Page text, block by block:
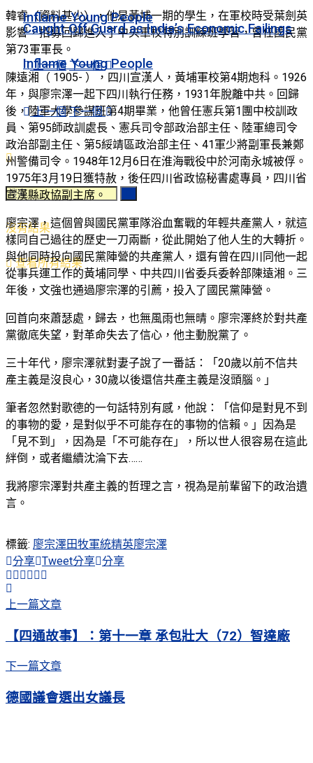
Inflame Young People
上一個 下一個
Caught Off Guard as India’s Economic Failings
Inflame Young People
上一個 下一個
沒有結果
查看所有結果
韓睿（資料甚少），他是黃埔一期的學生，在軍校時受葉劍英
影響，招募回歸進入了中央軍校特別訓練班學習，曾任國民黨
第73軍軍長。
陳遠湘（ 1905- ），四川宣漢人，黃埔軍校第4期炮科。1926
年，與廖宗澤一起下四川執行任務，1931年脫離中共。回歸
後，陸軍大學參謀班第4期畢業，他曾任憲兵第1團中校訓政
員、第95師政訓處長、憲兵司令部政治部主任、陸軍總司令
政治部副主任、第5綏靖區政治部主任、41軍少將副軍長兼鄭
州警備司令。1948年12月6日在淮海戰役中於河南永城被俘。
1975年3月19日獲特赦，後任四川省政協秘書處專員，四川省
宣漢縣政協副主席。
廖宗澤，這個曾與國民黨軍隊浴血奮戰的年輕共產黨人，就這
樣同自己過往的歷史一刀兩斷，從此開始了他人生的大轉折。
與他同時投向國民黨陣營的共產黨人，還有曾在四川同他一起
從事兵運工作的黃埔同學、中共四川省委兵委幹部陳遠湘。三
年後，文強也通過廖宗澤的引薦，投入了國民黨陣營。
回首向來蕭瑟處，歸去，也無風雨也無晴。廖宗澤終於對共產
黨徹底失望，對革命失去了信心，他主動脫黨了。
三十年代，廖宗澤就對妻子說了一番話：「20歲以前不信共
產主義是沒良心，30歲以後還信共產主義是沒頭腦。」
筆者忽然對歌德的一句話特別有感，他說：「信仰是對見不到
的事物的愛，是對似乎不可能存在的事物的信賴。」因為是
「見不到」，因為是「不可能存在」，所以世人很容易在這此
絆倒，或者繼續沈淪下去……
我將廖宗澤對共產主義的哲理之言，視為是前輩留下的政治遺
言。
標籤: 廖宗澤田牧軍統精英廖宗澤
分享 Tweet分享 分享
上一篇文章
【四通故事】：第十一章 承包壯大（72）智達廠
下一篇文章
德國議會選出女議長